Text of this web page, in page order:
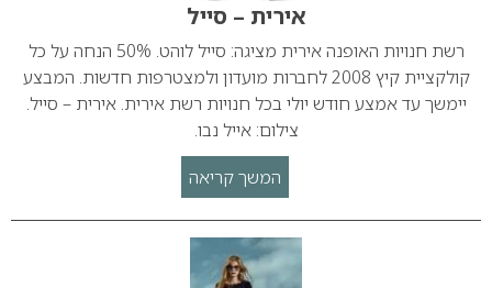
אירית – סייל
רשת חנויות האופנה אירית מציגה: סייל לוהט. 50% הנחה על כל
קולקציית קיץ 2008 לחברות מועדון ולמצטרפות חדשות. המבצע
יימשך עד אמצע חודש יולי בכל חנויות רשת אירית. אירית – סייל.
צילום: אייל נבו.
המשך קריאה